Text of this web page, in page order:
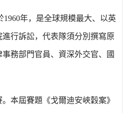
1960年，是全球規模最大、以英
行訴訟，代表隊須分別撰寫原
務部門官員、資深外交官、國
本屆賽題《戈爾迪安峽穀案》